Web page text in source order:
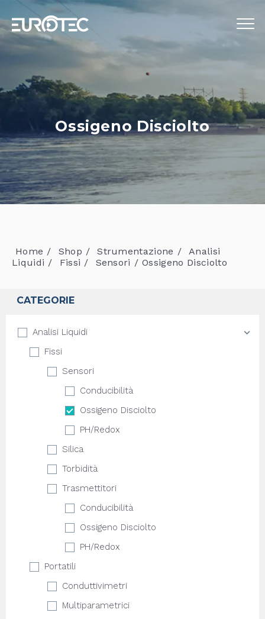
TELECONTROLLO
EUROTEC
BLOG
LAVORA CON NOI
Ossigeno Disciolto
Home Shop Strumentazione
Analisi
Liquidi
Fissi Sensori Ossigeno Disciolto
CATEGORIE
Analisi Liquidi
Fissi
Sensori
Conducibilità
Ossigeno Disciolto
PH/Redox
Silica
Torbidità
Trasmettitori
Conducibilità
Ossigeno Disciolto
PH/Redox
Portatili
Conduttivimetri
Multiparametrici